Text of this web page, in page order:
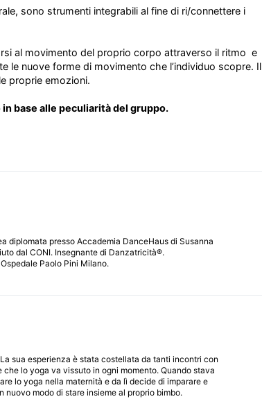
sono strumenti integrabili al fine di ri/connettere i
al movimento del proprio corpo attraverso il ritmo e
le nuove forme di movimento che l’individuo scopre. Il
proprie emozioni.
base alle peculiarità del gruppo.
diplomata presso Accademia DanceHaus di Susanna
dal CONI. Insegnante di Danzatricità®.
Paolo Pini Milano.
sua esperienza è stata costellata da tanti incontri con
che lo yoga va vissuto in ogni momento. Quando stava
lo yoga nella maternità e da lì decide di imparare e
modo di stare insieme al proprio bimbo.